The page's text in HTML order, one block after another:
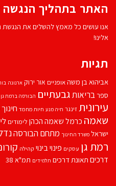
האתר בתהליך הנגשה
אנו עושים כל מאמץ להשלים את
אלינו!
תגיות
אביהוא בן משהאופניים אור ירוק ארנונה
ספרבריאותגבעתיים הבורסה ברמת גן
עירוניתזינגר חיה מנע חיות מחמד חינוך
שאמה כרמל שאמה הכהן לימודים
ישראל משרד החינוך מתחם הבורסה
רמת גן עסקים פינוי בינוי קהילה
דרכים תאונת דרכים תלמידים תמ"א 38